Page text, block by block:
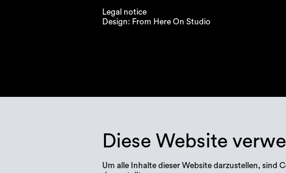
Legal notice
Design: From Here On Studio
Diese Website
Um alle Inhalte dieser Website darzustellen,